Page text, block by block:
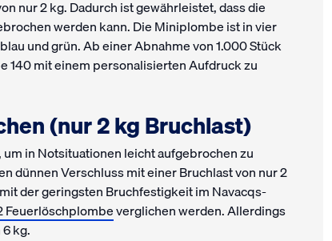
nur 2 kg. Dadurch ist gewährleistet, dass die
werden kann. Die Miniplombe ist in vier
und grün. Ab einer Abnahme von 1.000 Stück
140 mit einem personalisierten Aufdruck zu
(nur 2 kg Bruchlast)
in Notsituationen leicht aufgebrochen zu
dünnen Verschluss mit einer Bruchlast von nur 2
der geringsten Bruchfestigkeit im Navacqs-
Feuerlöschplombeverglichen werden. Allerdings
kg.